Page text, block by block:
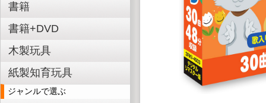
書籍
書籍+DVD
木製玩具
紙製知育玩具
ジャンルで選ぶ